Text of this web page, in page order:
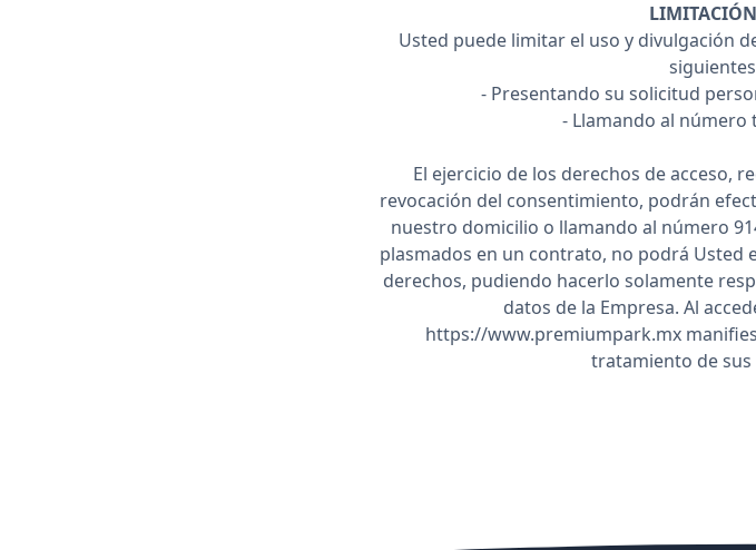
Usted puede limitar el uso y divulgación
- Presentando su solicitud
- Llamando al número
El ejercicio de los derechos de acceso,
revocación del consentimiento, podrán
nuestro domicilio o llamando al número
plasmados en un contrato, no podrá
derechos, pudiendo hacerlo solamente
datos de la Empresa. Al
https://www.premiumpark.mx
tratamiento de